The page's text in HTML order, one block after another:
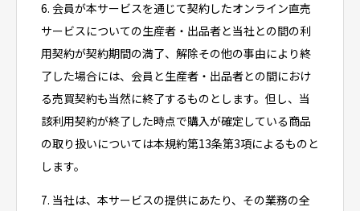
6. 会員が本サービスを通じて契約したオンライン直売
サービスについての生産者・出品者と当社との間の利
用契約が契約期間の満了、解除その他の事由により終
了した場合には、会員と生産者・出品者との間におけ
る売買契約も当然に終了するものとします。但し、当
該利用契約が終了した時点で購入が確定している商品
の取り扱いについては本規約第13条第3項によるものと
します。
7. 当社は、本サービスの提供にあたり、その業務の全